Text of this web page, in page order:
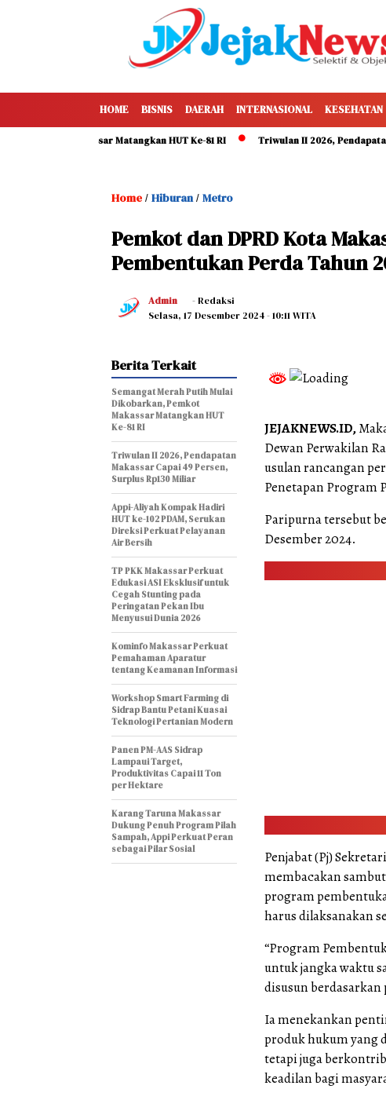
HOME BISNIS DAERAH INTERNASIONAL KESEHATAN
Makassar Matangkan HUT Ke-81 RI Triwulan II 2026, Pendapatan
Home / Hiburan/ Metro
Pemkot dan DPRD Kota
Pembentukan Perda Tahun
Admin
- Redaksi
Selasa, 17 Desember 2024- 10:11 WITA
JEJAKNEWS.ID,
Dewan Perwakilan
usulan rancangan
Penetapan Program
Paripurna tersebut
Desember 2024.
Penjabat (Pj)
membacakan
program
harus dilaksanakan
“Program
untuk jangka waktu
disusun
Ia menekankan
produk hukum yang
tetapi juga
keadilan bagi
Berita Terkait
Semangat Merah Putih Mulai
Dikobarkan, Pemkot
Makassar Matangkan HUT
Ke-81 RI
Triwulan II 2026, Pendapatan
Makassar Capai 49 Persen,
Surplus Rp130 Miliar
Appi-Aliyah Kompak Hadiri
HUT ke-102 PDAM, Serukan
Direksi Perkuat Pelayanan
Air Bersih
TP PKK Makassar Perkuat
Edukasi ASI Eksklusif untuk
Cegah Stunting pada
Peringatan Pekan Ibu
Menyusui Dunia 2026
Kominfo Makassar Perkuat
Pemahaman Aparatur
tentang Keamanan Informasi
Workshop Smart Farming di
Sidrap Bantu Petani Kuasai
Teknologi Pertanian Modern
Panen PM-AAS Sidrap
Lampaui Target,
Produktivitas Capai 11 Ton
per Hektare
Karang Taruna Makassar
Dukung Penuh Program Pilah
Sampah, Appi Perkuat Peran
sebagai Pilar Sosial